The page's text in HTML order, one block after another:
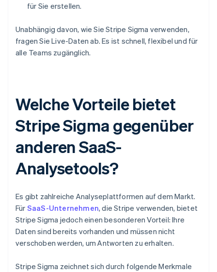
für Sie erstellen.
Unabhängig davon, wie Sie Stripe Sigma verwenden,
fragen Sie Live-Daten ab. Es ist schnell, flexibel und für
alle Teams zugänglich.
Welche Vorteile bietet
Stripe Sigma gegenüber
anderen SaaS-
Analysetools?
Es gibt zahlreiche Analyseplattformen auf dem Markt.
Für SaaS-Unternehmen, die Stripe verwenden, bietet
Stripe Sigma jedoch einen besonderen Vorteil: Ihre
Daten sind bereits vorhanden und müssen nicht
verschoben werden, um Antworten zu erhalten.
Stripe Sigma zeichnet sich durch folgende Merkmale